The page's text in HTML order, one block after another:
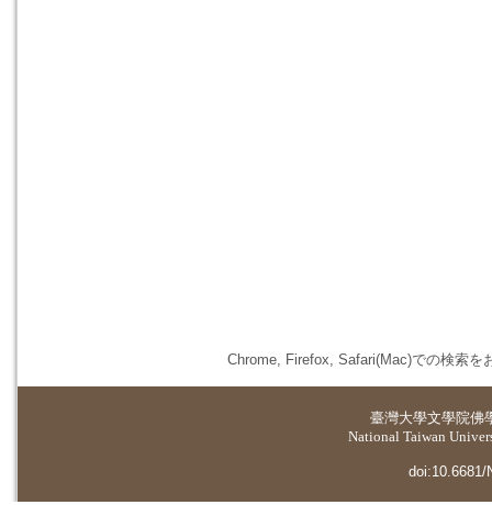
Chrome, Firefox, Safari(Mac)での検索を
臺灣大學文學院佛
National Taiwan
doi:10.6681/